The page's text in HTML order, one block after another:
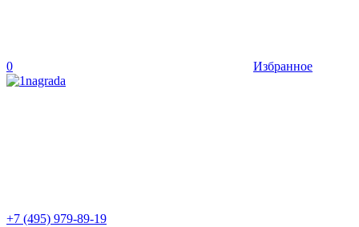
0 Избранное
+7 (495) 979-89-19